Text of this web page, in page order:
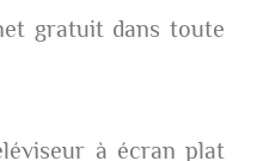
gratuit dans toute
à écran plat